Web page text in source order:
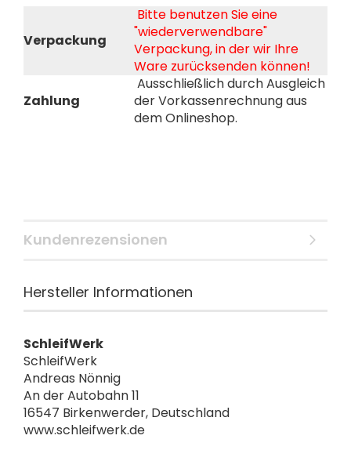
Verpackung
Bitte benutzen Sie eine
"wiederverwendbare"
Verpackung, in der wir Ihre
Ware zurücksenden können!
Zahlung
Ausschließlich durch Ausgleich
der Vorkassenrechnung aus
dem Onlineshop.
Kundenrezensionen
Hersteller Informationen
SchleifWerk
SchleifWerk
Andreas Nönnig
An der Autobahn 11
16547 Birkenwerder, Deutschland
www.schleifwerk.de